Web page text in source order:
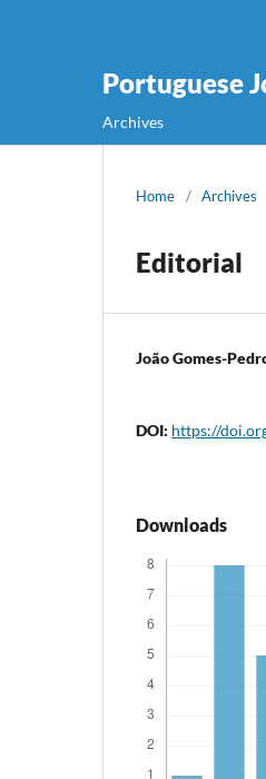
Portuguese
Archives
Home / Archives
Editorial
João Gomes-
DOI: https://
Downloads